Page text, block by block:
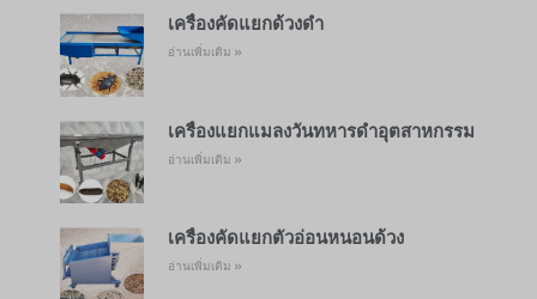
เครื่องคัดแยกด้วงดำ
อ่านเพิ่มเติม »
เครื่องแยกแมลงวันทหารดำอุตสาหกรรม
อ่านเพิ่มเติม »
เครื่องคัดแยกตัวอ่อนหนอนด้วง
อ่านเพิ่มเติม »